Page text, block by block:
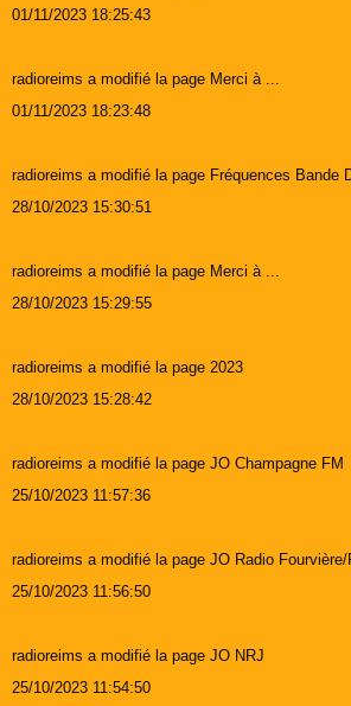
01/11/2023 18:25:43
radioreims a modifié la page Merci à ...
01/11/2023 18:23:48
radioreims a modifié la page Fréquences Bande
28/10/2023 15:30:51
radioreims a modifié la page Merci à ...
28/10/2023 15:29:55
radioreims a modifié la page 2023
28/10/2023 15:28:42
radioreims a modifié la page JO Champagne FM
25/10/2023 11:57:36
radioreims a modifié la page JO Radio Fourvière/
25/10/2023 11:56:50
radioreims a modifié la page JO NRJ
25/10/2023 11:54:50